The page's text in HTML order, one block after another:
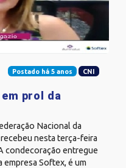
Postado há 5 anos CNI
prol da
Nacional da
recebeu nesta terça-feira
condecoração entregue
empresa Softex, é um